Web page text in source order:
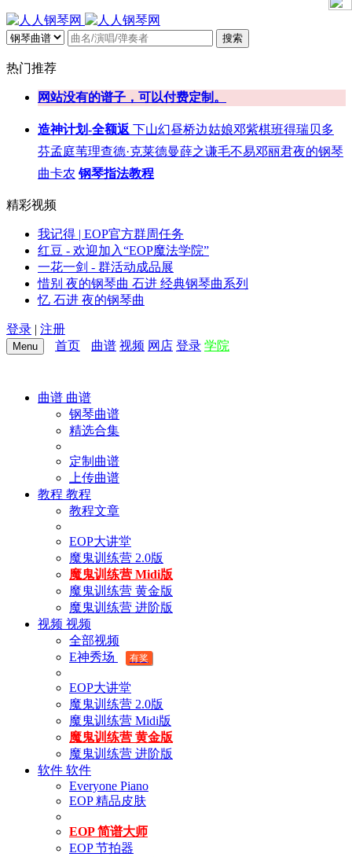
搜索
热门推荐
网站没有的谱子，可以付费定制。
造神计划-全额返 下山幻昼桥边姑娘邓紫棋班得瑞贝多
芬孟庭苇理查德·克莱德曼薛之谦毛不易邓丽君夜的钢琴
曲卡农 钢琴指法教程
精彩视频
我记得 | EOP官方群周任务
红豆 - 欢迎加入“EOP魔法学院”
一花一剑 - 群活动成品展
惜别 夜的钢琴曲 石进 经典钢琴曲系列
忆 石进 夜的钢琴曲
登录 | 注册
Menu 首页 曲谱 视频 网店 登录 学院
曲谱 曲谱
钢琴曲谱
精选合集
定制曲谱
上传曲谱
教程 教程
教程文章
EOP大讲堂
魔鬼训练营 2.0版
魔鬼训练营 Midi版
魔鬼训练营 黄金版
魔鬼训练营 进阶版
视频 视频
全部视频
E神秀场
有奖
EOP大讲堂
魔鬼训练营 2.0版
魔鬼训练营 Midi版
魔鬼训练营 黄金版
魔鬼训练营 进阶版
软件 软件
Everyone Piano
EOP 精品皮肤
EOP 简谱大师
EOP 节拍器